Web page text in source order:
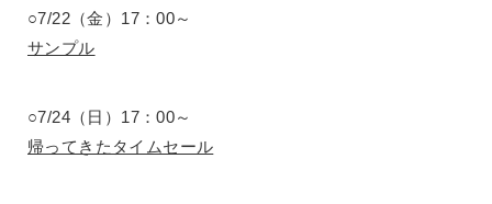
○7/22（金）17：00～
サンプル
○7/24（日）17：00～
帰ってきたタイムセール